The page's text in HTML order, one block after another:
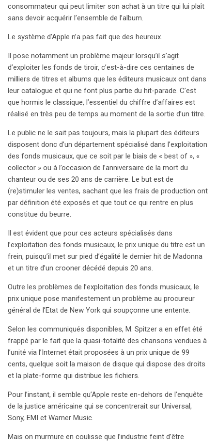
réévaluer et rentabiliser leurs catalogues, tout en rendant
le marché plus dynamique. Une situation à surveiller de
consommateur qui peut limiter son achat à un titre qui lui plaît
sans devoir acquérir l’ensemble de l’album.
Le système d’Apple n’a pas fait que des heureux.
Il pose notamment un problème majeur lorsqu’il s’agit
d’exploiter les fonds de tiroir, c’est-à-dire ces centaines de
milliers de titres et albums que les éditeurs musicaux ont dans
leur catalogue et qui ne font plus partie du hit-parade. C’est
que hormis le classique, l’essentiel du chiffre d’affaires est
réalisé en très peu de temps au moment de la sortie d’un titre.
Le public ne le sait pas toujours, mais la plupart des éditeurs
disposent donc d’un département spécialisé dans l’exploitation
des fonds musicaux, que ce soit par le biais de « best of », «
collector » ou à l’occasion de l’anniversaire de la mort du
chanteur ou de ses 20 ans de carrière. Le but est de
(re)stimuler les ventes, sachant que les frais de production ont
par définition été exposés et que tout ce qui rentre en plus
constitue du beurre.
Il est évident que pour ces acteurs spécialisés dans
l’exploitation des fonds musicaux, le prix unique du titre est un
frein, puisqu’il met sur pied d’égalité le dernier hit de Madonna
et un titre d’un crooner décédé depuis 20 ans.
Outre les problèmes de l’exploitation des fonds musicaux, le
prix unique pose manifestement un problème au procureur
général de l’Etat de New York qui soupçonne une entente.
Selon les communiqués disponibles, M. Spitzer a en effet été
frappé par le fait que la quasi-totalité des chansons vendues à
l’unité via l’Internet était proposées à un prix unique de 99
cents, quelque soit la maison de disque qui dispose des droits
et la plate-forme qui distribue les fichiers.
Pour l’instant, il semble qu’Apple reste en-dehors de l’enquête
de la justice américaine qui se concentrerait sur Universal,
Sony, EMI et Warner Music.
Mais on murmure en coulisse que l’industrie feint d’être